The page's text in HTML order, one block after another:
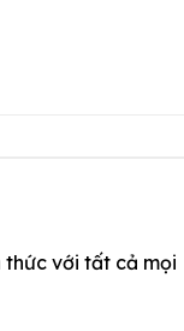
thức với tất cả mọi